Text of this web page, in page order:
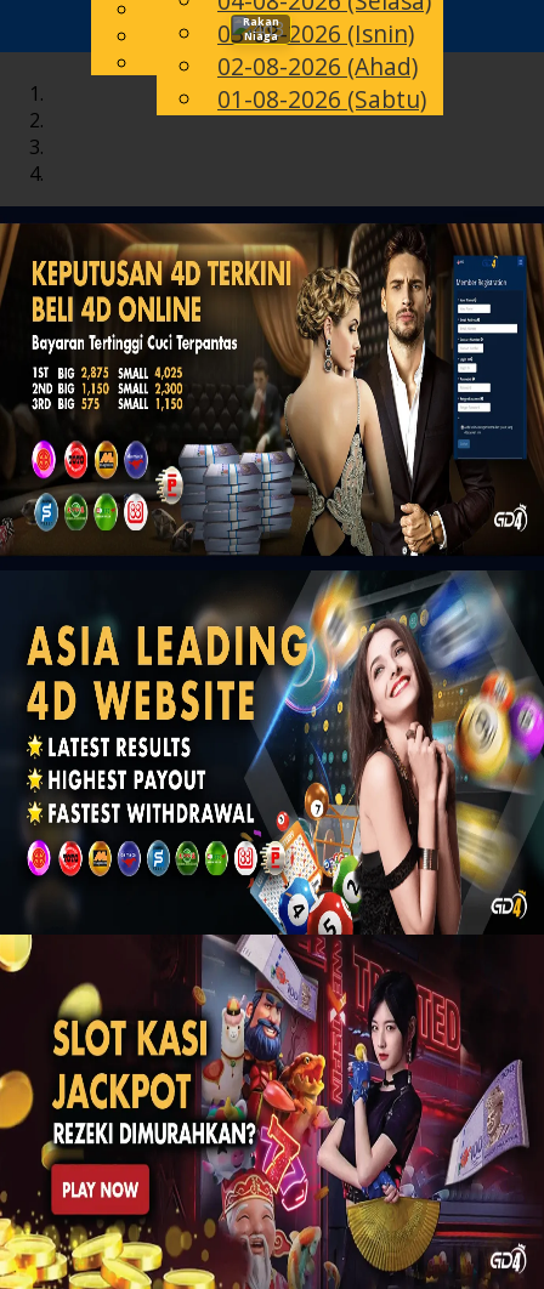
MS
English
Chinese
Malay
03-08-2026 (Isnin)
02-08-2026 (Ahad)
01-08-2026 (Sabtu)
Rakan
Niaga
Toggle
navigation